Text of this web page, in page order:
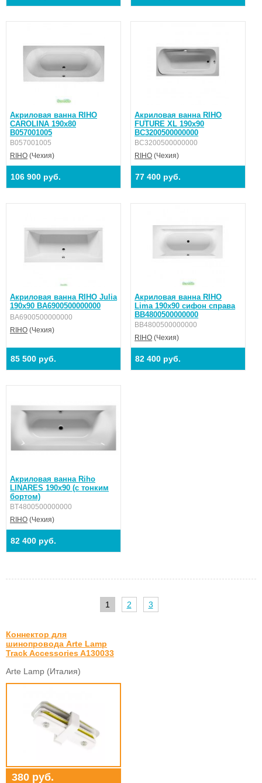
Акриловая ванна RIHO
CAROLINA 190x80
B057001005
B057001005
RIHO (Чехия)
106 900 руб.
Акриловая ванна RIHO
FUTURE XL 190x90
BC3200500000000
BC3200500000000
RIHO (Чехия)
77 400 руб.
Акриловая ванна RIHO Julia
190x90 BA6900500000000
BA6900500000000
RIHO (Чехия)
85 500 руб.
Акриловая ванна RIHO
Lima 190x90 сифон справа
BB4800500000000
BB4800500000000
RIHO (Чехия)
82 400 руб.
Акриловая ванна Riho
LINARES 190x90 (c тонким
бортом)
BT4800500000000
RIHO (Чехия)
82 400 руб.
1 2 3
Коннектор для
шинопровода Arte Lamp
Track Accessories A130033
Arte Lamp (Италия)
380 руб.